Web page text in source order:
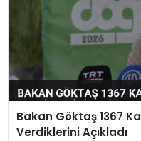
Bakan Göktaş 1367
Verdiklerini Açıkladı